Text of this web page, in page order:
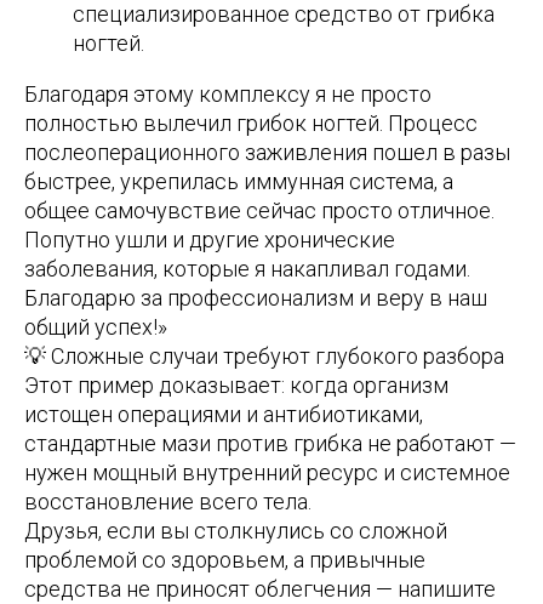
специализированное средство от грибка
ногтей.
Благодаря этому комплексу я не просто
полностью вылечил грибок ногтей. Процесс
послеоперационного заживления пошел в разы
быстрее, укрепилась иммунная система, а
общее самочувствие сейчас просто отличное.
Попутно ушли и другие хронические
заболевания, которые я накапливал годами.
Благодарю за профессионализм и веру в наш
общий успех!»
💡 Сложные случаи требуют глубокого разбора
Этот пример доказывает: когда организм
истощен операциями и антибиотиками,
стандартные мази против грибка не работают —
нужен мощный внутренний ресурс и системное
восстановление всего тела.
Друзья, если вы столкнулись со сложной
проблемой со здоровьем, а привычные
средства не приносят облегчения — напишите